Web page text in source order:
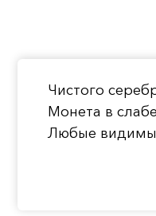
Чистого
Монета в
Любые